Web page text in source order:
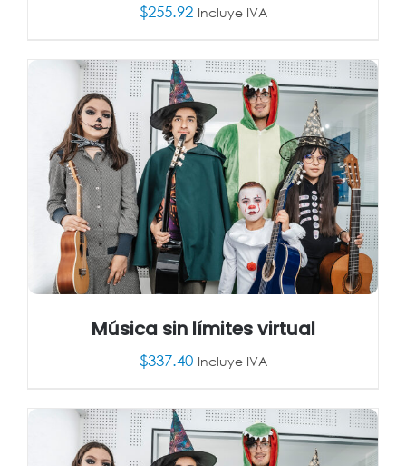
AÑADIR AL CARRITO / DETALLES
$255.92 Incluye IVA
AÑADIR AL CARRITO / DETALLES
Música sin límites virtual
$337.40 Incluye IVA